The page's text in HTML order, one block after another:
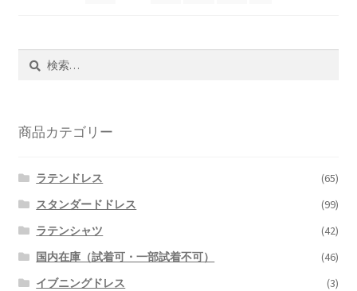
商品カテゴリー
ラテンドレス
(65)
スタンダードドレス
(99)
ラテンシャツ
(42)
国内在庫（試着可・一部試着不可）
(46)
イブニングドレス
(3)